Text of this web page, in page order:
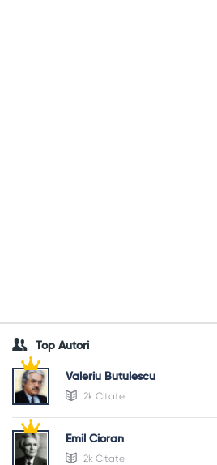
Top Autori
Valeriu Butulescu
2k Citate
Emil Cioran
2k Citate